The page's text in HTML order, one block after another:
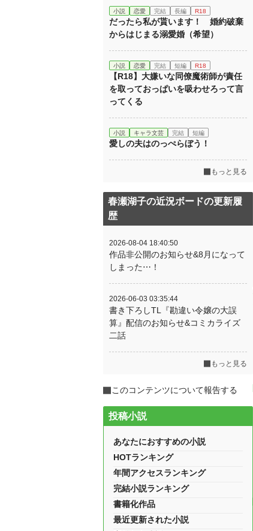
小説 恋愛 完結 長編 R18
だったら私が貰います！ 婚約破棄
からはじまる溺愛婚（希望）
小説 恋愛 完結 短編 R18
【R18】大嫌いな同僚魔術師が責任
を取っておっぱいを吸わせろって言
ってくる
小説 キャラ文芸 完結 短編
愛しの夫はのっぺらぼう！
もっと見る
春瀬湖子の近況ボードの更新履
歴
2026-08-04 18:40:50
作品非公開のお知らせ&8月になって
しまった⋯！
2026-06-03 03:35:44
書き下ろしTL『勘違い令嬢の大誤
算』配信のお知らせ&コミカライズ
二話
もっと見る
このコンテンツについて報告する
投稿小説
あなたにおすすめの小説
HOTランキング
年間アクセスランキング
完結小説ランキング
書籍化作品
最近更新された小説